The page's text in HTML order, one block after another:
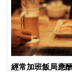
經常加班飯局應